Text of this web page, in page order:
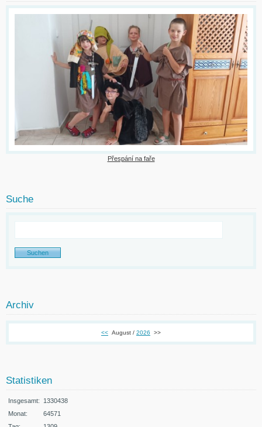
Přespání na faře
Suche
Archiv
<< August / 2026 >>
Statistiken
Insgesamt: 1330438
Monat:
64571